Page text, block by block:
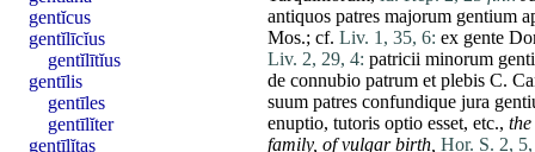
antiquos patres majorum gentium
Mos.; cf. Liv. 1, 35, 6: ex gente
Liv. 2, 29, 4: patricii minorum
de connubio patrum et plebis C.
suum patres confundique jura
enuptio, tutoris optio esset, etc.,
family, of vulgar birth, Hor. S. 2,
gentĭcus
gentĭlīcĭus
gentĭlītĭus
gentīlis
gentīles
gentīlĭter
gentīlĭtas